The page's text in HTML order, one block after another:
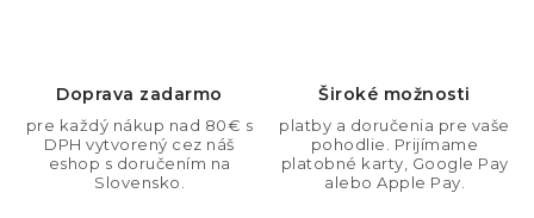
Doprava zadarmo
pre každý nákup nad 80€ s
DPH vytvorený cez náš
eshop s doručením na
Slovensko.
Široké možnosti
platby a doručenia pre vaše
pohodlie. Prijímame
platobné karty, Google Pay
alebo Apple Pay.